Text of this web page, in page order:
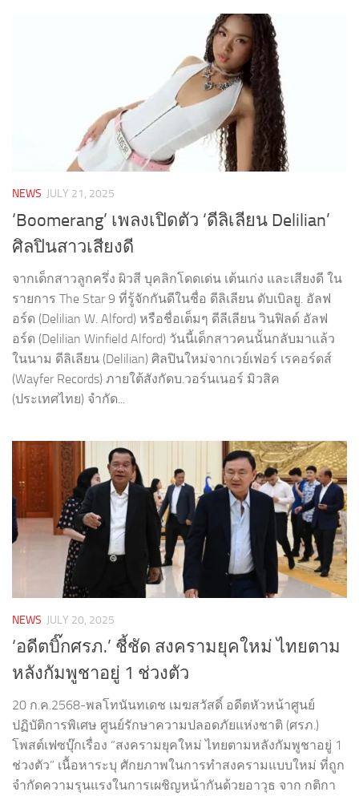
NEWS JULY 21, 2025
‘Boomerang’ เพลงเปิดตัว ‘ดีลิเลียน Delilian’
ศิลปินสาวเสียงดี
จากเด็กสาวลูกครึ่ง ผิวสี บุคลิกโดดเด่น เต้นเก่ง และเสียงดี ใน
รายการ The Star 9 ที่รู้จักกันดีในชื่อ ดีลิเลียน ดับเบิลยู. อัลฟ
อร์ด (Delilian W. Alford) หรือชื่อเต็มๆ ดีลีเลียน วินฟิลด์ อัลฟ
อร์ด (Delilian Winfield Alford) วันนี้เด็กสาวคนนั้นกลับมาแล้ว
ในนาม ดีลิเลียน (Delilian) ศิลปินใหม่จากเวย์เฟอร์ เรคอร์ดส์
(Wayfer Records) ภายใต้สังกัดบ.วอร์นเนอร์ มิวสิค
(ประเทศไทย) จำกัด...
NEWS JULY 20, 2025
‘อดีตบิ๊กศรภ.’ ชี้ชัด สงครามยุคใหม่ ไทยตาม
หลังกัมพูชาอยู่ 1 ช่วงตัว
20 ก.ค.2568-พลโทนันทเดช เมฆสวัสดิ์ อดีตหัวหน้าศูนย์
ปฏิบัติการพิเศษ ศูนย์รักษาความปลอดภัยแห่งชาติ (ศรภ.)
โพสต์เฟซบุ๊กเรื่อง “สงครามยุคใหม่ ไทยตามหลังกัมพูชาอยู่ 1
ช่วงตัว” เนื้อหาระบุ ศักยภาพในการทำสงครามแบบใหม่ ที่ถูก
จำกัดความรุนแรงในการเผชิญหน้ากันด้วยอาวุธ จาก กติกา